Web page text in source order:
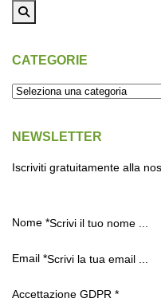
CATEGORIE
NEWSLETTER
Iscriviti gratuitamente alla
Nome *
Email *
Accettazione GDPR *